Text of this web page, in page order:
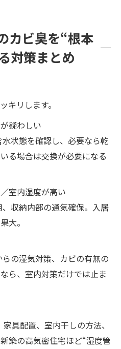
カビ臭を“根本
対策まとめ
キリします。
疑わしい
状態を確認し、必要なら乾
る場合は交換が必要になる
室内湿度が高い
収納内部の通気確保。入居
大。
の湿気対策、カビの有無の
ら、室内対策だけでは止ま
具配置、室内干しの方法、
築の高気密住宅ほど“湿度管